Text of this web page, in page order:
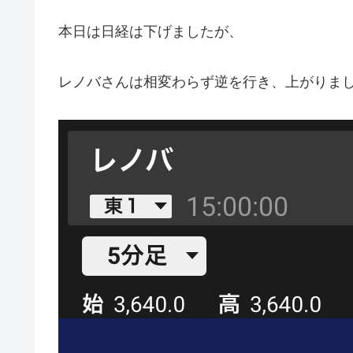
本日は日経は下げましたが、
レノバさんは相変わらず逆を行き、上がりま